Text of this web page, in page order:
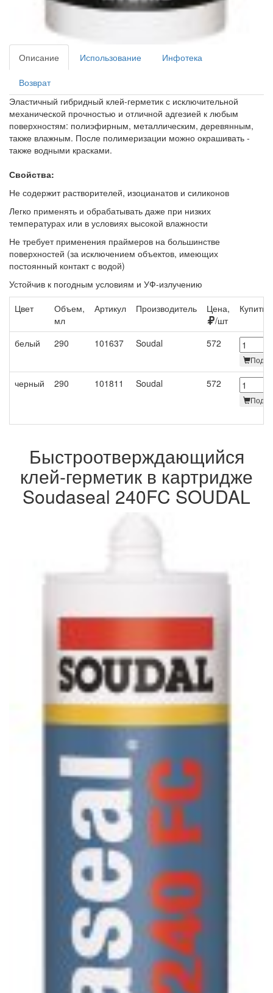
Описание Использование Инфотека
Возврат
Эластичный гибридный клей-герметик с исключительной
механической прочностью и отличной адгезией к любым
поверхностям: полиэфирным, металлическим, деревянным,
также влажным. После полимеризации можно окрашивать -
также водными красками.
Свойства:
Не содержит растворителей, изоцианатов и силиконов
Легко применять и обрабатывать даже при низких
температурах или в условиях высокой влажности
Не требует применения праймеров на большинстве
поверхностей (за исключением объектов, имеющих
постоянный контакт с водой)
Устойчив к погодным условиям и УФ-излучению
Цвет
Объем,
мл
Артикул Производитель
Цена,
/шт
Купить
белый 290 101637 Soudal 572
Под
черный 290 101811 Soudal 572
Под
Быстроотверждающийся
клей-герметик в картридже
Soudaseal 240FC SOUDAL